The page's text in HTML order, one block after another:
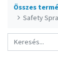
Összes
Safety